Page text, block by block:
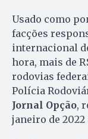
Usado como
facções
internacional
hora, mais de
rodovias
Polícia
Jornal Opção,
janeiro de 2022